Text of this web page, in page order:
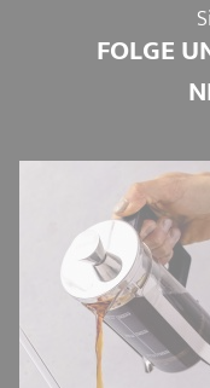
FOLGE